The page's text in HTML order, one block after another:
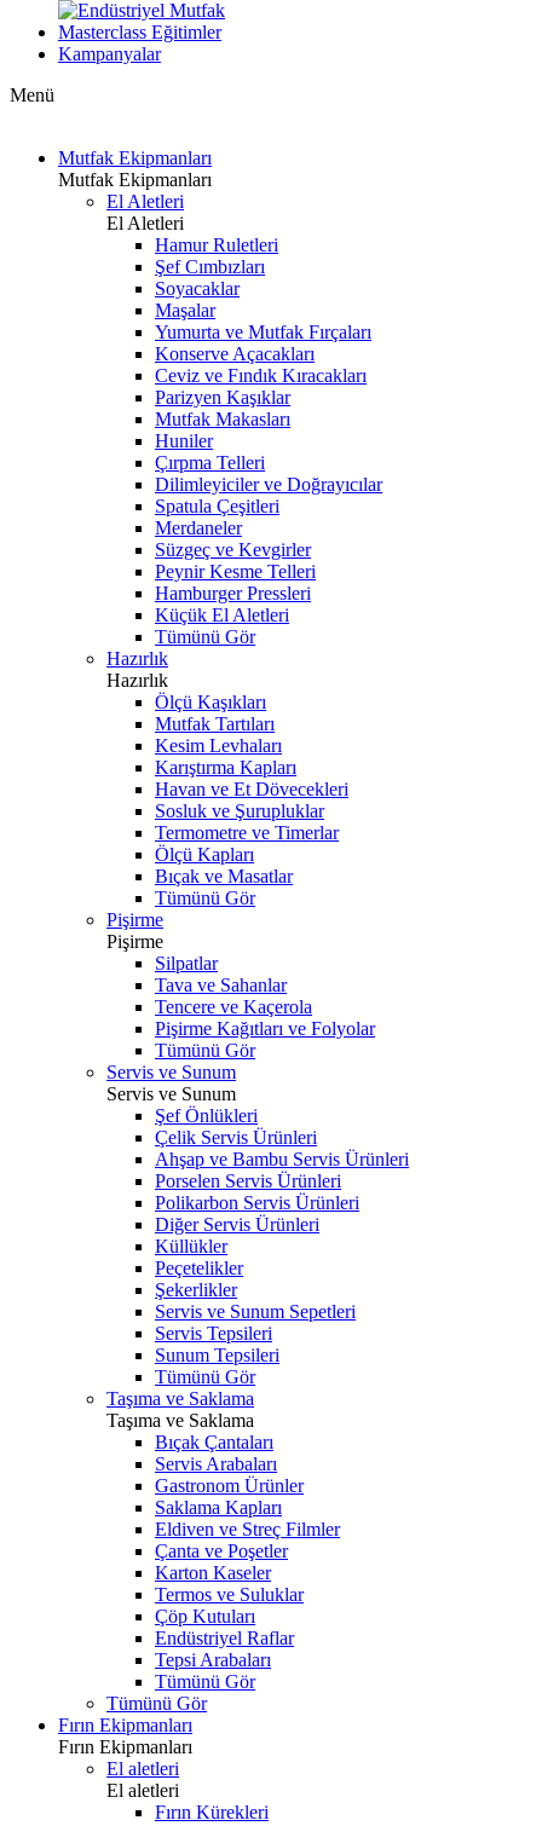
Masterclass Eğitimler
Kampanyalar
Menü
Mutfak Ekipmanları
Mutfak Ekipmanları
El Aletleri
El Aletleri
Hamur Ruletleri
Şef Cımbızları
Soyacaklar
Maşalar
Yumurta ve Mutfak Fırçaları
Konserve Açacakları
Ceviz ve Fındık Kıracakları
Parizyen Kaşıklar
Mutfak Makasları
Huniler
Çırpma Telleri
Dilimleyiciler ve Doğrayıcılar
Spatula Çeşitleri
Merdaneler
Süzgeç ve Kevgirler
Peynir Kesme Telleri
Hamburger Pressleri
Küçük El Aletleri
Tümünü Gör
Hazırlık
Hazırlık
Ölçü Kaşıkları
Mutfak Tartıları
Kesim Levhaları
Karıştırma Kapları
Havan ve Et Dövecekleri
Sosluk ve Şurupluklar
Termometre ve Timerlar
Ölçü Kapları
Bıçak ve Masatlar
Tümünü Gör
Pişirme
Pişirme
Silpatlar
Tava ve Sahanlar
Tencere ve Kaçerola
Pişirme Kağıtları ve Folyolar
Tümünü Gör
Servis ve Sunum
Servis ve Sunum
Şef Önlükleri
Çelik Servis Ürünleri
Ahşap ve Bambu Servis Ürünleri
Porselen Servis Ürünleri
Polikarbon Servis Ürünleri
Diğer Servis Ürünleri
Küllükler
Peçetelikler
Şekerlikler
Servis ve Sunum Sepetleri
Servis Tepsileri
Sunum Tepsileri
Tümünü Gör
Taşıma ve Saklama
Taşıma ve Saklama
Bıçak Çantaları
Servis Arabaları
Gastronom Ürünler
Saklama Kapları
Eldiven ve Streç Filmler
Çanta ve Poşetler
Karton Kaseler
Termos ve Suluklar
Çöp Kutuları
Endüstriyel Raflar
Tepsi Arabaları
Tümünü Gör
Tümünü Gör
Fırın Ekipmanları
Fırın Ekipmanları
El aletleri
El aletleri
Fırın Kürekleri